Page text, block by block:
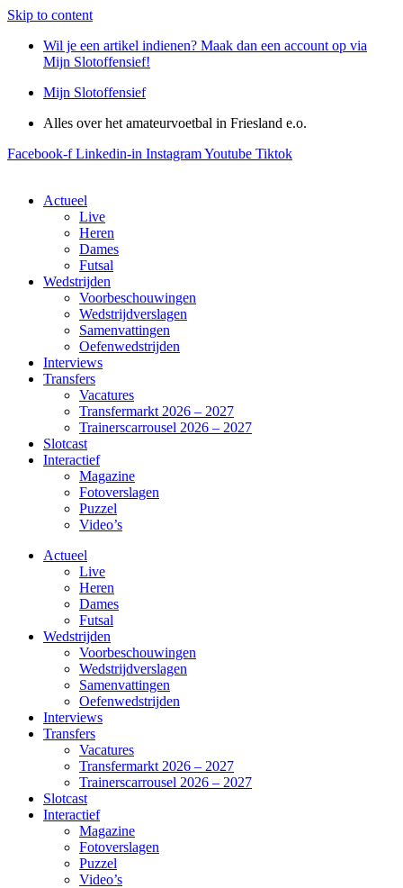
Skip to content
Wil je een artikel indienen? Maak dan een account op via
Mijn Slotoffensief!
Mijn Slotoffensief
Alles over het amateurvoetbal in Friesland e.o.
Facebook-f Linkedin-in InstagramYoutube Tiktok
Actueel
Live
Heren
Dames
Futsal
Wedstrijden
Voorbeschouwingen
Wedstrijdverslagen
Samenvattingen
Oefenwedstrijden
Interviews
Transfers
Vacatures
Transfermarkt 2026 – 2027
Trainerscarrousel 2026 – 2027
Slotcast
Interactief
Magazine
Fotoverslagen
Puzzel
Video’s
Actueel
Live
Heren
Dames
Futsal
Wedstrijden
Voorbeschouwingen
Wedstrijdverslagen
Samenvattingen
Oefenwedstrijden
Interviews
Transfers
Vacatures
Transfermarkt 2026 – 2027
Trainerscarrousel 2026 – 2027
Slotcast
Interactief
Magazine
Fotoverslagen
Puzzel
Video’s